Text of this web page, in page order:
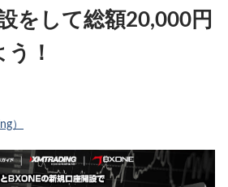
をして総額20,000円
！
）